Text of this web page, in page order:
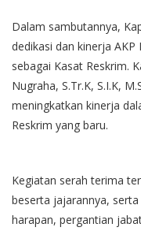
Dalam sambutannya,
dedikasi dan kinerja
sebagai Kasat Reskrim.
Nugraha, S.Tr.K, S.I.K,
meningkatkan kinerja
Reskrim yang baru.
Kegiatan serah terima
beserta jajarannya,
harapan, pergantian